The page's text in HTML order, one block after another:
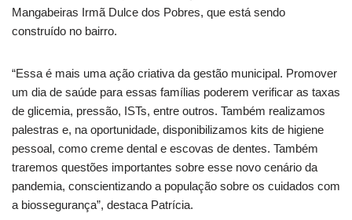
Mangabeiras Irmã Dulce dos Pobres, que está sendo
construído no bairro.
“Essa é mais uma ação criativa da gestão municipal. Promover
um dia de saúde para essas famílias poderem verificar as taxas
de glicemia, pressão, ISTs, entre outros. Também realizamos
palestras e, na oportunidade, disponibilizamos kits de higiene
pessoal, como creme dental e escovas de dentes. Também
traremos questões importantes sobre esse novo cenário da
pandemia, conscientizando a população sobre os cuidados com
a biossegurança”, destaca Patrícia.